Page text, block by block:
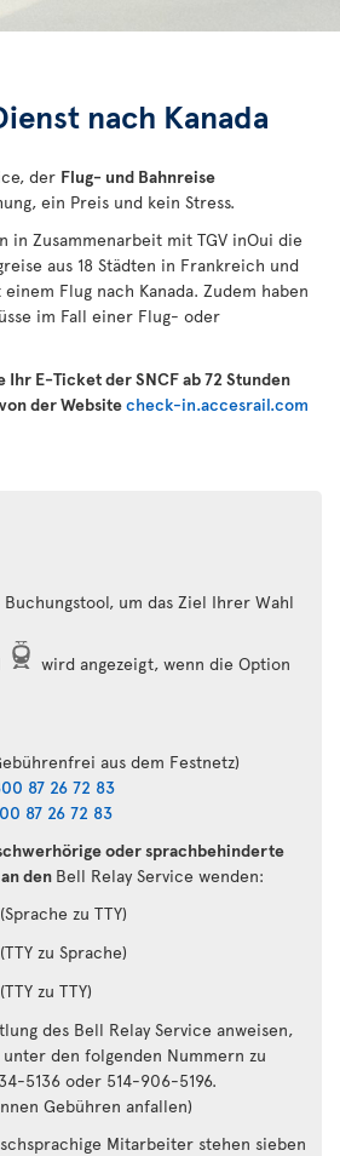
nach Kanada
der Flug- und Bahnreise
ein Preis und kein Stress.
in Zusammenarbeit mit TGV inOui die
aus 18 Städten in Frankreich und
Flug nach Kanada. Zudem haben
im Fall einer Flug- oder
Ihr E-Ticket der SNCF ab 72 Stunden
der Websitecheck-in.accesrail.com
um das Ziel Ihrer Wahl
wird angezeigt, wenn die Option
aus dem Festnetz)
87 26 72 83
87 26 72 83
oder sprachbehinderte
den Bell Relay Service wenden:
(Sprache zu TTY)
(TTY zu Sprache)
(TTY zu TTY)
des Bell Relay Service anweisen,
den folgenden Nummern zu
5136 oder 514-906-5196.
Gebühren anfallen)
Mitarbeiter stehen sieben